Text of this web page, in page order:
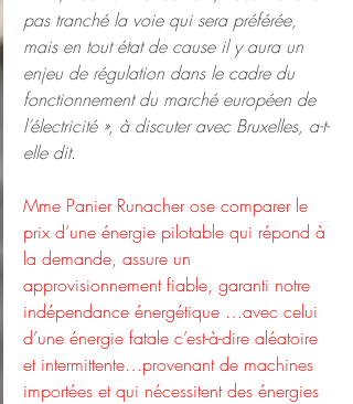
pas tranché la voie qui sera préférée,
mais en tout état de cause il y aura un
enjeu de régulation dans le cadre du
fonctionnement du marché européen de
l’électricité », à discuter avec Bruxelles, a-t-
elle dit.
Mme Panier Runacher ose comparer le
prix d’une énergie pilotable qui répond à
la demande, assure un
approvisionnement fiable, garanti notre
indépendance énergétique …avec celui
d’une énergie fatale c’est-à-dire aléatoire
et intermittente…provenant de machines
importées et qui nécessitent des énergies